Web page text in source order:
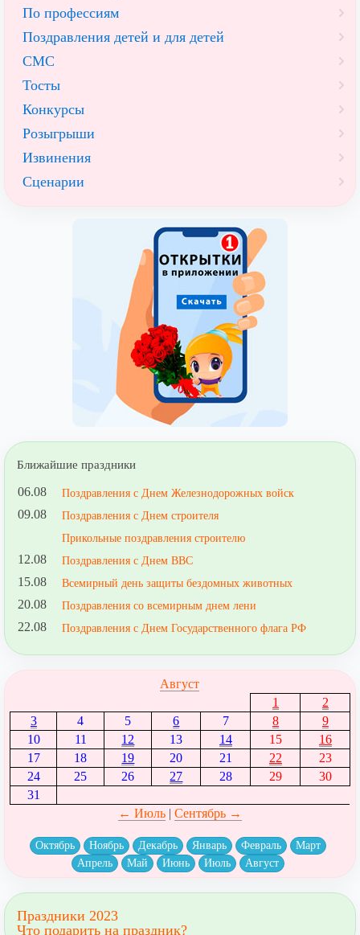
По профессиям
Поздравления детей и для детей
СМС
Тосты
Конкурсы
Розыгрыши
Извинения
Сценарии
Ближайшие праздники
06.08 Поздравления с Днем Железнодорожных войск
09.08
Поздравления с Днем строителя
Прикольные поздравления строителю
12.08 Поздравления с Днем ВВС
15.08 Всемирный день защиты бездомных животных
20.08 Поздравления со всемирным днем лени
22.08 Поздравления с Днем Государственного флага РФ
Август
1
2
3
4 5 6 7 8
9
10
11 12 13 14 15
16
17
18 19 20 21 22
23
24
25 26 27 28 29
30
31
← Июль| Сентябрь →
Октябрь Ноябрь Декабрь Январь Февраль
Март
Апрель
Май Июнь Июль Август
Праздники 2023
Что подарить на праздник?